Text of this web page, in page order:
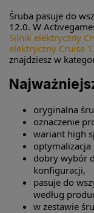
Śruba pasuje do
12.0. W
Silnik elektryczny
elektryczny Cruise
znajdziesz w
oryginalna
oznaczenie
wariant high
optymalizacja
dobry wybór
konfiguracji,
pasuje do
według
w zestawie